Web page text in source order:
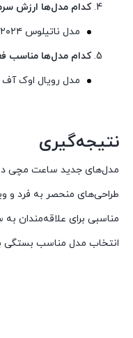
کدام مدل‌ها ارزش
مدل ناتیلوس ۲۰۲۴ از برند پاتک فیلیپ.
کدام مدل‌ها مناسب
مدل رویال اوک آف شور ۲۰۲۴ از برند
نتیجه‌گیری
طراحی‌های منحصر به فرد و
مناسبی برای علاقه‌مندان
انتخاب مدل مناسب بستگی